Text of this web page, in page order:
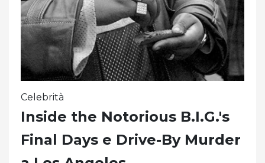
Celebrità
Inside the Notorious B.I.G.'s
Final Days e Drive-By Murder